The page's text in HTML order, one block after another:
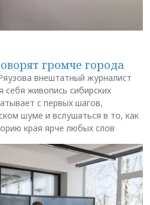
громче города
внештатный журналист
себя живопись сибирских
с первых шагов,
шуме и вслушаться в то, как
края ярче любых слов